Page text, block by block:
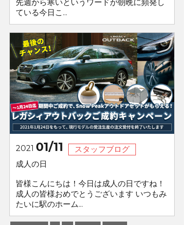
先週から寒いというワードが朝晩に頻発し
ている今日こ...
2021 01/11
スタッフブログ
成人の日
皆様こんにちは！今日は成人の日ですね！
成人の皆様おめでとうございます いつもみ
たいに駅のホーム...